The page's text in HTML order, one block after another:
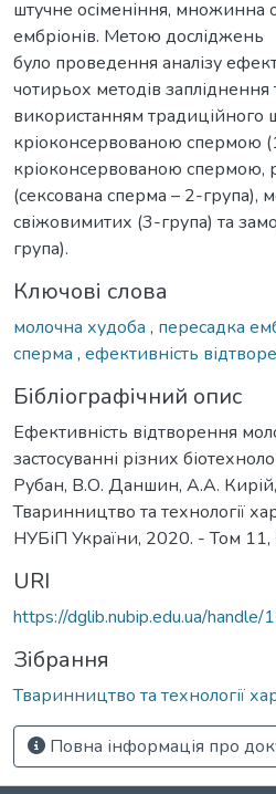
штучне осіменіння, множинна
ембріонів. Метою досліджень
було проведення аналізу
чотирьох методів запліднення
використанням традиційного
кріоконсервованою спермою
кріоконсервованою спермою,
(сексована сперма – 2-група),
свіжовимитих (3-група) та
група).
Ключові слова
молочна худоба , пересадка
сперма , ефективність
Бібліографічний опис
Ефективність відтворення
застосуванні різних
Рубан, В.О. Даншин, А.А.
Тваринництво та технології
НУБіП України, 2020. - Том
URI
https://dglib.nubip.edu.ua/
Зібрання
Тваринництво та технології
Повна інформація про